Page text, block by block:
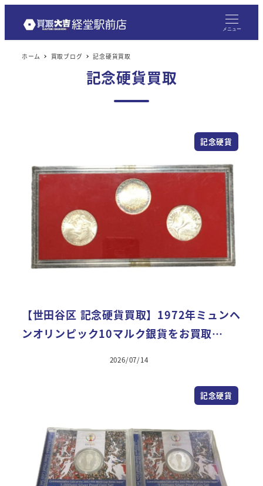
メニュー
ホーム 買取ブログ 記念硬貨買取
記念硬貨買取
記念硬貨
【世田谷区 記念硬貨買取】1972年ミュンヘ
ンオリンピック10マルク銀貨をお買取…
2026/07/14
記念硬貨